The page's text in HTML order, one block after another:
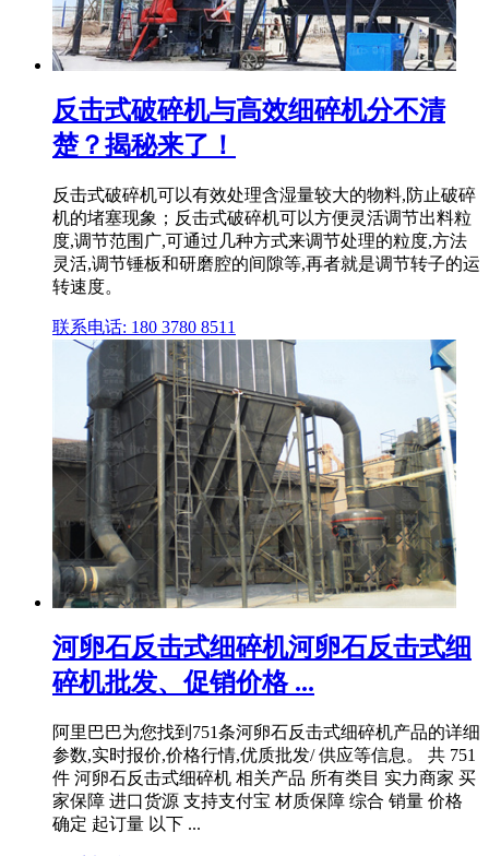
反击式破碎机与高效细碎机分不清
楚？揭秘来了！
反击式破碎机可以有效处理含湿量较大的物料,防止破碎
机的堵塞现象；反击式破碎机可以方便灵活调节出料粒
度,调节范围广,可通过几种方式来调节处理的粒度,方法
灵活,调节锤板和研磨腔的间隙等,再者就是调节转子的运
转速度。
联系电话: 180 3780 8511
河卵石反击式细碎机河卵石反击式细
碎机批发、促销价格 ...
阿里巴巴为您找到751条河卵石反击式细碎机产品的详细
参数,实时报价,价格行情,优质批发/ 供应等信息。 共 751
件 河卵石反击式细碎机 相关产品 所有类目 实力商家 买
家保障 进口货源 支持支付宝 材质保障 综合 销量 价格
确定 起订量 以下 ...